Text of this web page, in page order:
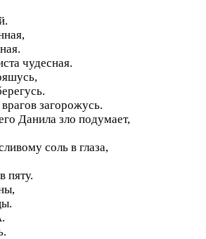
чудесная.
загорожусь.
Данила зло подумает,
соль в глаза,
пяту.